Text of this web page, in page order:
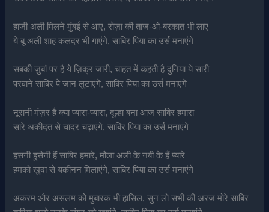
हाजी अली मिलने मुंबई से आए, रोज़ा की ताज-ओ-बरकात भी लाए
ये बू अली शाह कलंदर भी गाएंगे, साबिर पिया का उर्स मनाएंगे
सबकी ज़ुबां पर है ये ज़िक्र जारी, चाहत में कहती है दुनिया ये सारी
परवाने साबिर पे जान लुटाएंगे, साबिर पिया का उर्स मनाएंगे
नूरानी मंज़र है क्या प्यारा-प्यारा, दूल्हा बना आज साबिर हमारा
सारे अकीदत से चादर चढ़ाएंगे, साबिर पिया का उर्स मनाएंगे
हसनी हुसैनी हैं साबिर हमारे, मौला अली के नबी के हैं प्यारे
हमको खुदा से यकीनन मिलाएंगे, साबिर पिया का उर्स मनाएंगे
अकरम और असलम को मुबारक भी हासिल, सुन लो सभी की अरज मोरे साबिर